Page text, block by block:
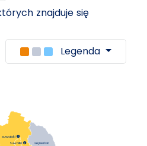
znajduje się
Legenda
sejneński
suwalski 
Suwałki